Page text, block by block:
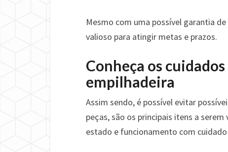
Mesmo com uma possível garantia
valioso para atingir metas e prazos.
Conheça os
empilhadeira
Assim sendo, é possível evitar
peças, são os principais itens a
estado e funcionamento com cuidado